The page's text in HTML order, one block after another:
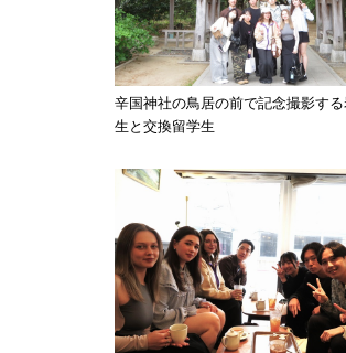
辛国神社の鳥居の前で記念撮影する
生と交換留学生